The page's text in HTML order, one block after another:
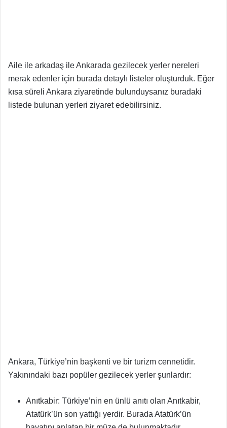
Aile ile arkadaş ile Ankarada gezilecek yerler nereleri
merak edenler için burada detaylı listeler oluşturduk. Eğer
kısa süreli Ankara ziyaretinde bulunduysanız buradaki
listede bulunan yerleri ziyaret edebilirsiniz.
Ankara, Türkiye’nin başkenti ve bir turizm cennetidir.
Yakınındaki bazı popüler gezilecek yerler şunlardır:
Anıtkabir: Türkiye’nin en ünlü anıtı olan Anıtkabir,
Atatürk’ün son yattığı yerdir. Burada Atatürk’ün